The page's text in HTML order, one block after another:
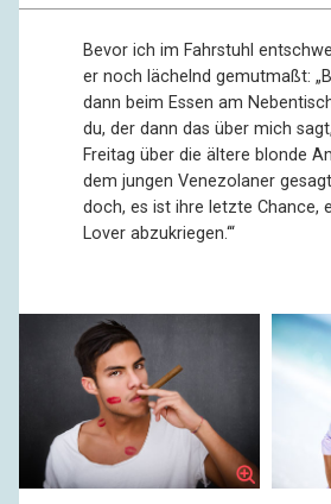
Bevor ich im Fahrstuhl
er noch lächelnd gemutmaßt:
dann beim Essen am
du, der dann das über mich
Freitag über die ältere blonde
dem jungen Venezolaner gesagt
doch, es ist ihre letzte Chance,
Lover abzukriegen.‘“